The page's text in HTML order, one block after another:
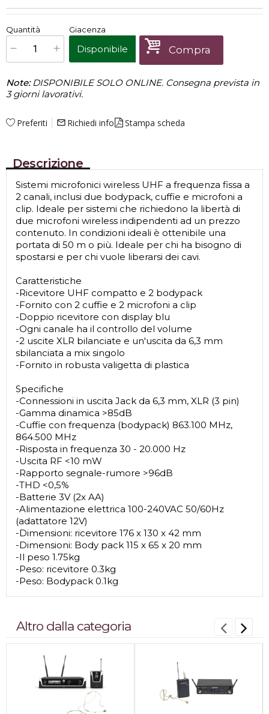
x1 Prezzo finale:€109,00
Quantità Giacenza
Disponibile Compra
Note:DISPONIBILE SOLO ONLINE. Consegna prevista in
3 giorni lavorativi.
Preferiti mail_outline Richiedi info Stampa scheda
Descrizione
Sistemi microfonici wireless UHF a frequenza fissa a
2 canali, inclusi due bodypack, cuffie e microfoni a
clip. Ideale per sistemi che richiedono la libertà di
due microfoni wireless indipendenti ad un prezzo
contenuto. In condizioni ideali è ottenibile una
portata di 50 m o più. Ideale per chi ha bisogno di
spostarsi e per chi vuole liberarsi dei cavi.
Caratteristiche
-Ricevitore UHF compatto e 2 bodypack
-Fornito con 2 cuffie e 2 microfoni a clip
-Doppio ricevitore con display blu
-Ogni canale ha il controllo del volume
-2 uscite XLR bilanciate e un'uscita da 6,3 mm
sbilanciata a mix singolo
-Fornito in robusta valigetta di plastica
Specifiche
-Connessioni in uscita Jack da 6,3 mm, XLR (3 pin)
-Gamma dinamica >85dB
-Cuffie con frequenza (bodypack) 863.100 MHz,
864.500 MHz
-Risposta in frequenza 30 - 20.000 Hz
-Uscita RF <10 mW
-Rapporto segnale-rumore >96dB
-THD <0,5%
-Batterie 3V (2x AA)
-Alimentazione elettrica 100-240VAC 50/60Hz
(adattatore 12V)
-Dimensioni: ricevitore 176 x 130 x 42 mm
-Dimensioni: Body pack 115 x 65 x 20 mm
-Il peso 1.75kg
-Peso: ricevitore 0.3kg
-Peso: Bodypack 0.1kg
Altro dalla categoria